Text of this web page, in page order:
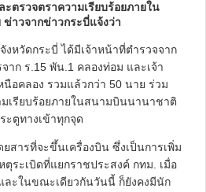
ะตรวจตราความเรียบร้อยภายใน
ข่าวจากข่าวกระบี่แจ้งว่า
หวัดกระบี่ ได้มีเจ้าหน้าที่ตำรวจจาก
าก ร.15 พัน.1 คลองท่อม และเจ้า
นือคลอง รวมแล้วกว่า 50 นาย ร่วม
เรียบร้อยภายในสนามบินนานาชาติ
ะตูทางเข้าทุกจุด
ยสารที่จะขึ้นเครื่องบิน ซึ่งเป็นการเพิ่ม
ตุระเบิดที่แยกราชประสงค์ กทม. เมื่อ
ละในขณะเดียวกันวันนี้ ก็ยังคงมีนัก